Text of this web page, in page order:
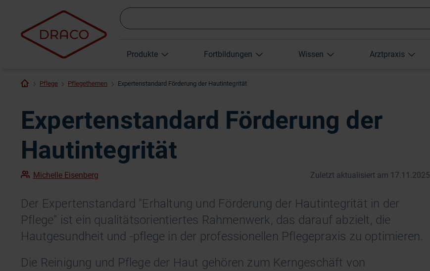
Produkte Fortbildungen Wissen Arztpraxis
Pflege Pflegethemen Expertenstandard Förderung der Hautintegrität
Expertenstandard Förderung der
Hautintegrität
Michelle Eisenberg Zuletzt aktualisiert am 17.11.2025
Der Expertenstandard "Erhaltung und Förderung der Hautintegrität in der
Pflege" ist ein qualitätsorientiertes Rahmenwerk, das darauf abzielt, die
Hautgesundheit und -pflege in der professionellen Pflegepraxis zu optimieren.
Die Reinigung und Pflege der Haut gehören zum Kerngeschäft von
Wonach
Sie?